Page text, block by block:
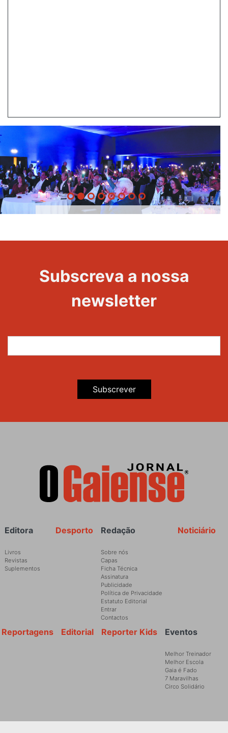
Evento
Maravilhas
Subscreva a nossa
newsletter
Subscrever
Rodapé Noticiário
Redação
Sobre nós
Capas
Ficha Técnica
Assinatura
Publicidade
Política de Privacidade
Estatuto Editorial
Entrar
Contactos
Desporto
Editora
Livros
Revistas
Suplementos
Eventos
Melhor Treinador
Melhor Escola
Gaia é Fado
7 Maravilhas
Circo Solidário
Reporter Kids
Editorial
Reportagens